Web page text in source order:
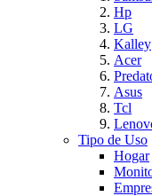
Hp
LG
Kalley
Acer
Asus
Tcl
Tipo de Uso
Hogar